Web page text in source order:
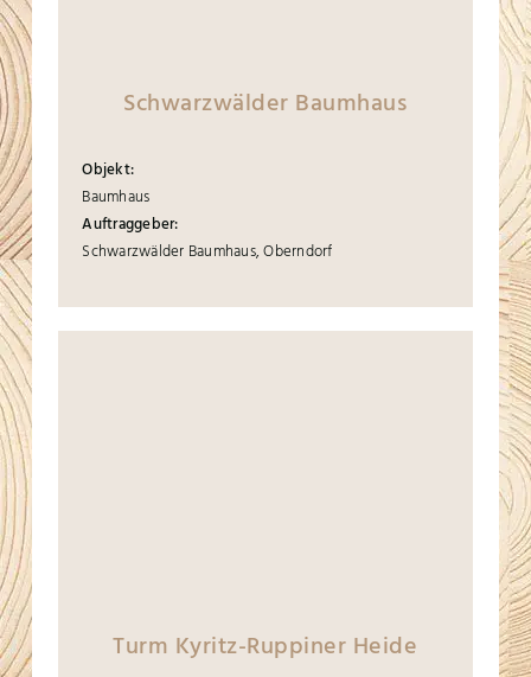
Schwarzwälder Baumhaus
Objekt:
Baumhaus
Auftraggeber:
Schwarzwälder Baumhaus, Oberndorf
Turm Kyritz-Ruppiner Heide